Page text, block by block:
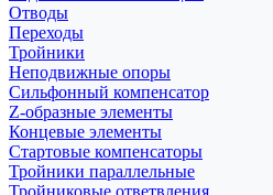
Отводы
Переходы
Тройники
Неподвижные опоры
Cильфонный компенсатор
Z-образные элементы
Концевые элементы
Стартовые компенсаторы
Тройники параллельные
Тройниковые ответвления